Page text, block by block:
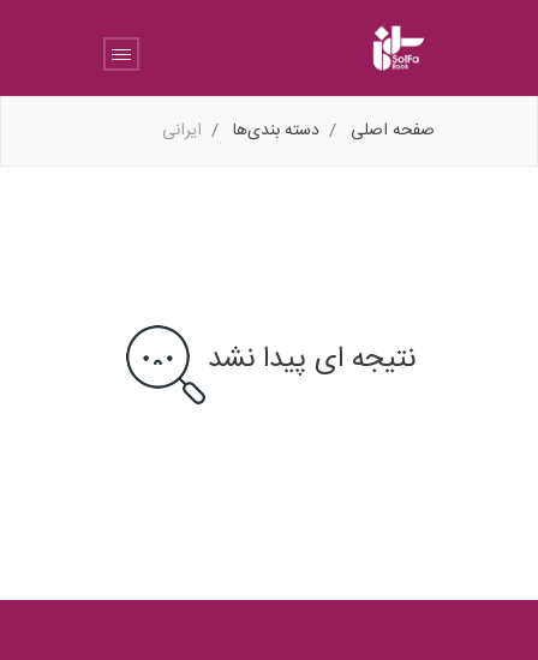
صفحه اصلی دسته بندی‌ها ایرانی
نتیجه ای پیدا نشد